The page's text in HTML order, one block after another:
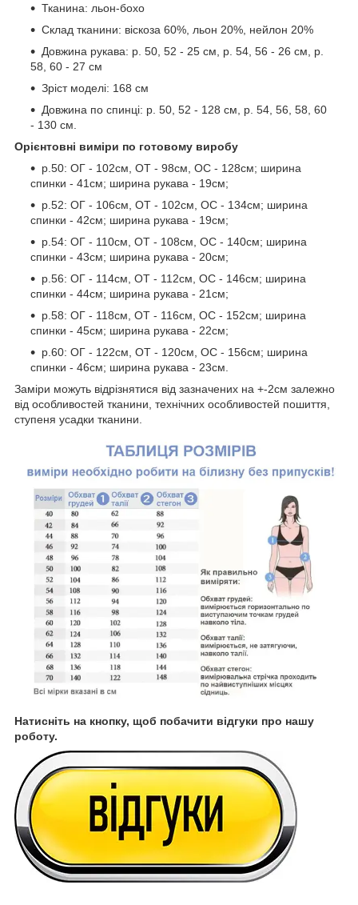
Тканина: льон-бохо
Склад тканини: віскоза 60%, льон 20%, нейлон 20%
Довжина рукава: р. 50, 52 - 25 см, р. 54, 56 - 26 см, р.
58, 60 - 27 см
Зріст моделі: 168 см
Довжина по спинці: р. 50, 52 - 128 см, р. 54, 56, 58, 60
- 130 см.
Орієнтовні виміри по готовому виробу
р.50: ОГ - 102см, ОТ - 98см, ОС - 128см; ширина
спинки - 41см; ширина рукава - 19см;
р.52: ОГ - 106см, ОТ - 102см, ОС - 134см; ширина
спинки - 42см; ширина рукава - 19см;
р.54: ОГ - 110см, ОТ - 108см, ОС - 140см; ширина
спинки - 43см; ширина рукава - 20см;
р.56: ОГ - 114см, ОТ - 112см, ОС - 146см; ширина
спинки - 44см; ширина рукава - 21см;
р.58: ОГ - 118см, ОТ - 116см, ОС - 152см; ширина
спинки - 45см; ширина рукава - 22см;
р.60: ОГ - 122см, ОТ - 120см, ОС - 156см; ширина
спинки - 46см; ширина рукава - 23см.
Заміри можуть відрізнятися від зазначених на +-2см залежно
від особливостей тканини, технічних особливостей пошиття,
ступеня усадки тканини.
Натисніть на кнопку, щоб побачити відгуки про нашу
роботу.